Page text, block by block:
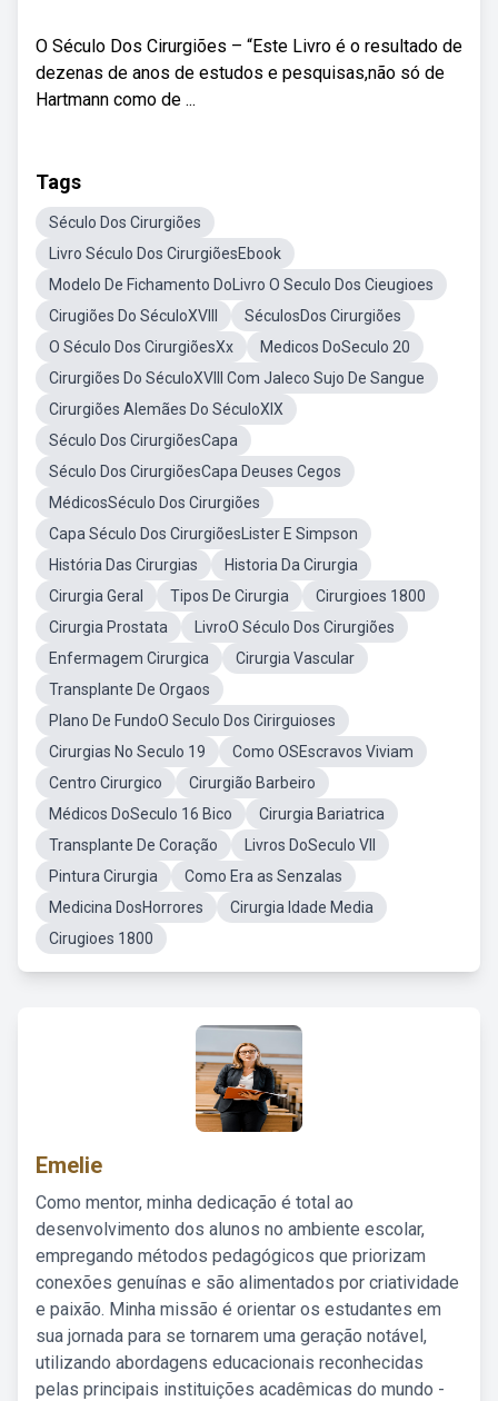
O Século Dos Cirurgiões – “Este Livro é o resultado de
dezenas de anos de estudos e pesquisas,não só de
Hartmann como de ...
Tags
Século Dos Cirurgiões
Livro Século Dos CirurgiõesEbook
Modelo De Fichamento DoLivro O Seculo Dos Cieugioes
Cirugiões Do SéculoXVIII
SéculosDos Cirurgiões
O Século Dos CirurgiõesXx
Medicos DoSeculo 20
Cirurgiões Do SéculoXVIII Com Jaleco Sujo De Sangue
Cirurgiões Alemães Do SéculoXIX
Século Dos CirurgiõesCapa
Século Dos CirurgiõesCapa Deuses Cegos
MédicosSéculo Dos Cirurgiões
Capa Século Dos CirurgiõesLister E Simpson
História Das Cirurgias
Historia Da Cirurgia
Cirurgia Geral
Tipos De Cirurgia
Cirurgioes 1800
Cirurgia Prostata
LivroO Século Dos Cirurgiões
Enfermagem Cirurgica
Cirurgia Vascular
Transplante De Orgaos
Plano De FundoO Seculo Dos Cirirguioses
Cirurgias No Seculo 19
Como OSEscravos Viviam
Centro Cirurgico
Cirurgião Barbeiro
Médicos DoSeculo 16 Bico
Cirurgia Bariatrica
Transplante De Coração
Livros DoSeculo VII
Pintura Cirurgia
Como Era as Senzalas
Medicina DosHorrores
Cirurgia Idade Media
Cirugioes 1800
Emelie
Como mentor, minha dedicação é total ao
desenvolvimento dos alunos no ambiente escolar,
empregando métodos pedagógicos que priorizam
conexões genuínas e são alimentados por criatividade
e paixão. Minha missão é orientar os estudantes em
sua jornada para se tornarem uma geração notável,
utilizando abordagens educacionais reconhecidas
pelas principais instituições acadêmicas do mundo -